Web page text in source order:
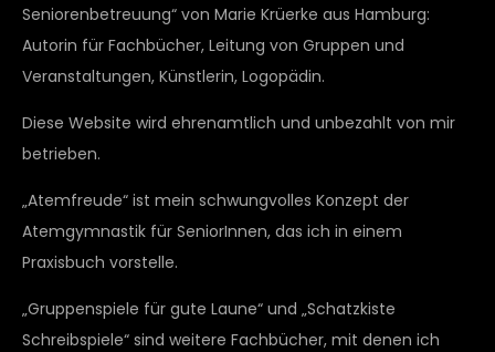
Seniorenbetreuung“ von Marie Krüerke aus Hamburg:
Autorin für Fachbücher, Leitung von Gruppen und
Veranstaltungen, Künstlerin, Logopädin.
Diese Website wird ehrenamtlich und unbezahlt von mir
betrieben.
„Atemfreude“ ist mein schwungvolles Konzept der
Atemgymnastik für SeniorInnen, das ich in einem
Praxisbuch vorstelle.
„Gruppenspiele für gute Laune“ und „Schatzkiste
Schreibspiele“ sind weitere Fachbücher, mit denen ich